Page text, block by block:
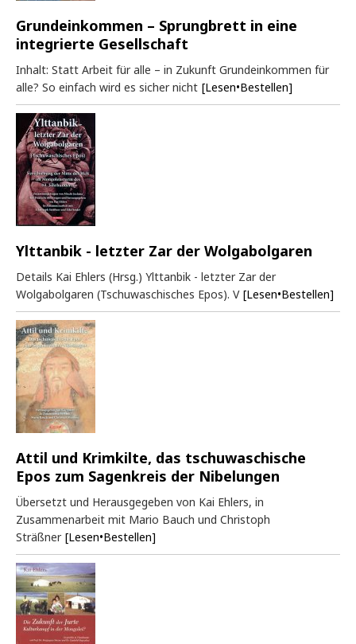
Grundeinkommen – Sprungbrett in eine
integrierte Gesellschaft
Inhalt: Statt Arbeit für alle – in Zukunft Grundeinkommen für
alle? So einfach wird es sicher nicht [Lesen•Bestellen]
Ylttanbik - letzter Zar der Wolgabolgaren
Details Kai Ehlers (Hrsg.) Ylttanbik - letzter Zar der
Wolgabolgaren (Tschuwaschisches Epos). V [Lesen•Bestellen]
Attil und Krimkilte, das tschuwaschische
Epos zum Sagenkreis der Nibelungen
Übersetzt und Herausgegeben von Kai Ehlers, in
Zusammenarbeit mit Mario Bauch und Christoph
Sträßner [Lesen•Bestellen]